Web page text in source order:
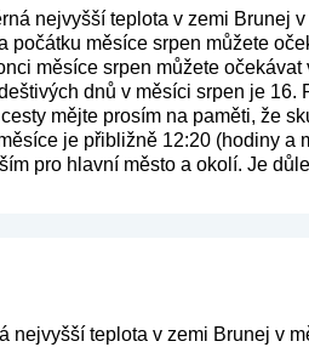
nejvyšší teplota v zemi Brunej
měsíce srpen můžete
měsíce srpen můžete očekávat
dnů v měsíci srpen je 16.
mějte prosím na paměti, že
je přibližně 12:20 (hodiny a
pro hlavní město a okolí. Je
nejvyšší teplota v zemi Brunej v